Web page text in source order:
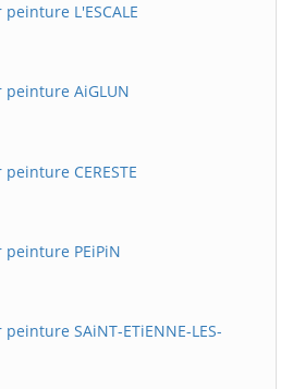
L'ESCALE
AiGLUN
CERESTE
PEiPiN
SAiNT-ETiENNE-LES-